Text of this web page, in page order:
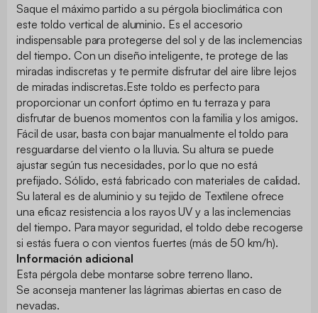
Saque el máximo partido a su pérgola bioclimática con
este toldo vertical de aluminio. Es el accesorio
indispensable para protegerse del sol y de las inclemencias
del tiempo. Con un diseño inteligente, te protege de las
miradas indiscretas y te permite disfrutar del aire libre lejos
de miradas indiscretas.Este toldo es perfecto para
proporcionar un confort óptimo en tu terraza y para
disfrutar de buenos momentos con la familia y los amigos.
Fácil de usar, basta con bajar manualmente el toldo para
resguardarse del viento o la lluvia. Su altura se puede
ajustar según tus necesidades, por lo que no está
prefijado. Sólido, está fabricado con materiales de calidad.
Su lateral es de aluminio y su tejido de Textilene ofrece
una eficaz resistencia a los rayos UV y a las inclemencias
del tiempo. Para mayor seguridad, el toldo debe recogerse
si estás fuera o con vientos fuertes (más de 50 km/h).
Información adicional
Esta pérgola debe montarse sobre terreno llano.
Se aconseja mantener las lágrimas abiertas en caso de
nevadas.